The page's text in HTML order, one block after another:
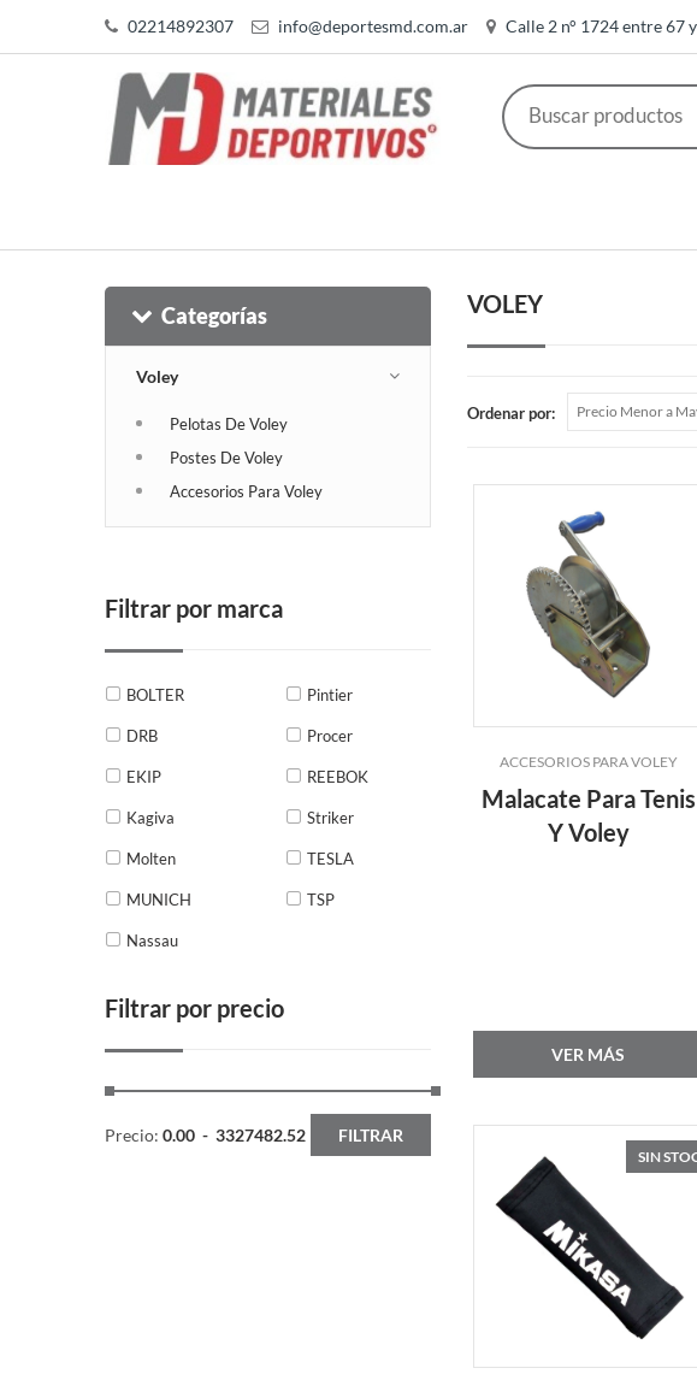
02214892307 info@deportesmd.com.ar Calle 2 n° 1724 entre 67
Categorías
Voley
Pelotas De Voley
Postes De Voley
Accesorios Para Voley
Filtrar por marca
BOLTER
DRB
EKIP
Kagiva
Molten
MUNICH
Nassau
Pintier
Procer
REEBOK
Striker
TESLA
TSP
Filtrar por precio
Precio: 0.00 - 3327482.52 FILTRAR
VOLEY
Ordenar por:
ACCESORIOS PARA VOLEY
Malacate Para Tenis
Y Voley
VER MÁS
SIN